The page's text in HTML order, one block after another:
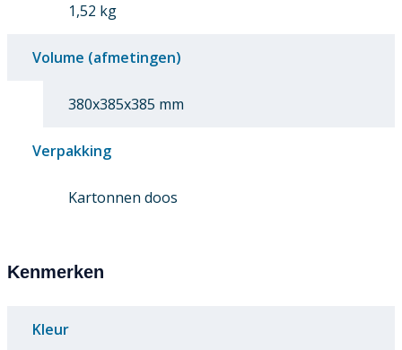
1,52 kg
Volume (afmetingen)
380x385x385 mm
Verpakking
Kartonnen doos
Kenmerken
Kleur